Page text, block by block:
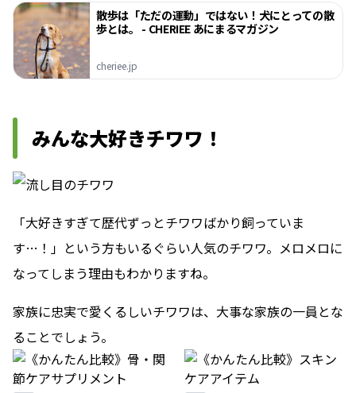
散歩は「ただの運動」ではない！犬にとっての散
歩とは。 - CHERIEE あにまるマガジン
cheriee.jp
みんな大好きチワワ！
「大好きすぎて歴代ずっとチワワばかり飼っていま
す…！」という方もいるぐらい人気のチワワ。メロメロに
なってしまう理由もわかりますね。
家族に忠実で愛くるしいチワワは、大事な家族の一員とな
ることでしょう。